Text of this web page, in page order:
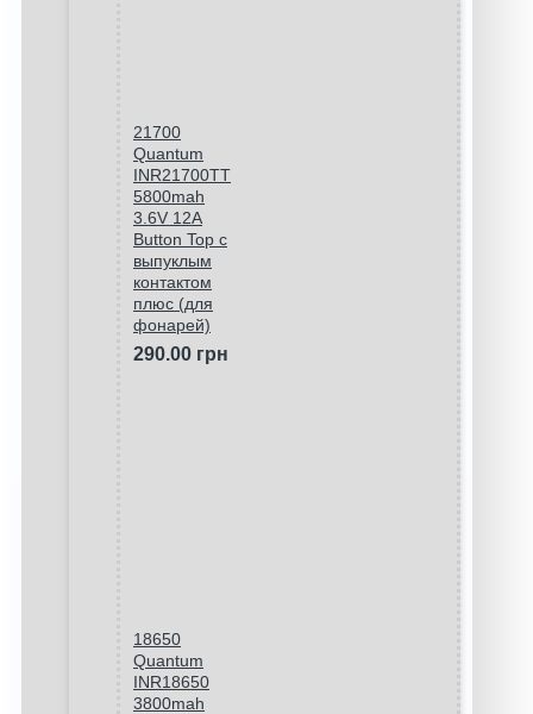
21700
Quantum
INR21700TT
5800mah
3.6V 12A
Button Top с
выпуклым
контактом
плюс (для
фонарей)
290.00 грн
18650
Quantum
INR18650
3800mah